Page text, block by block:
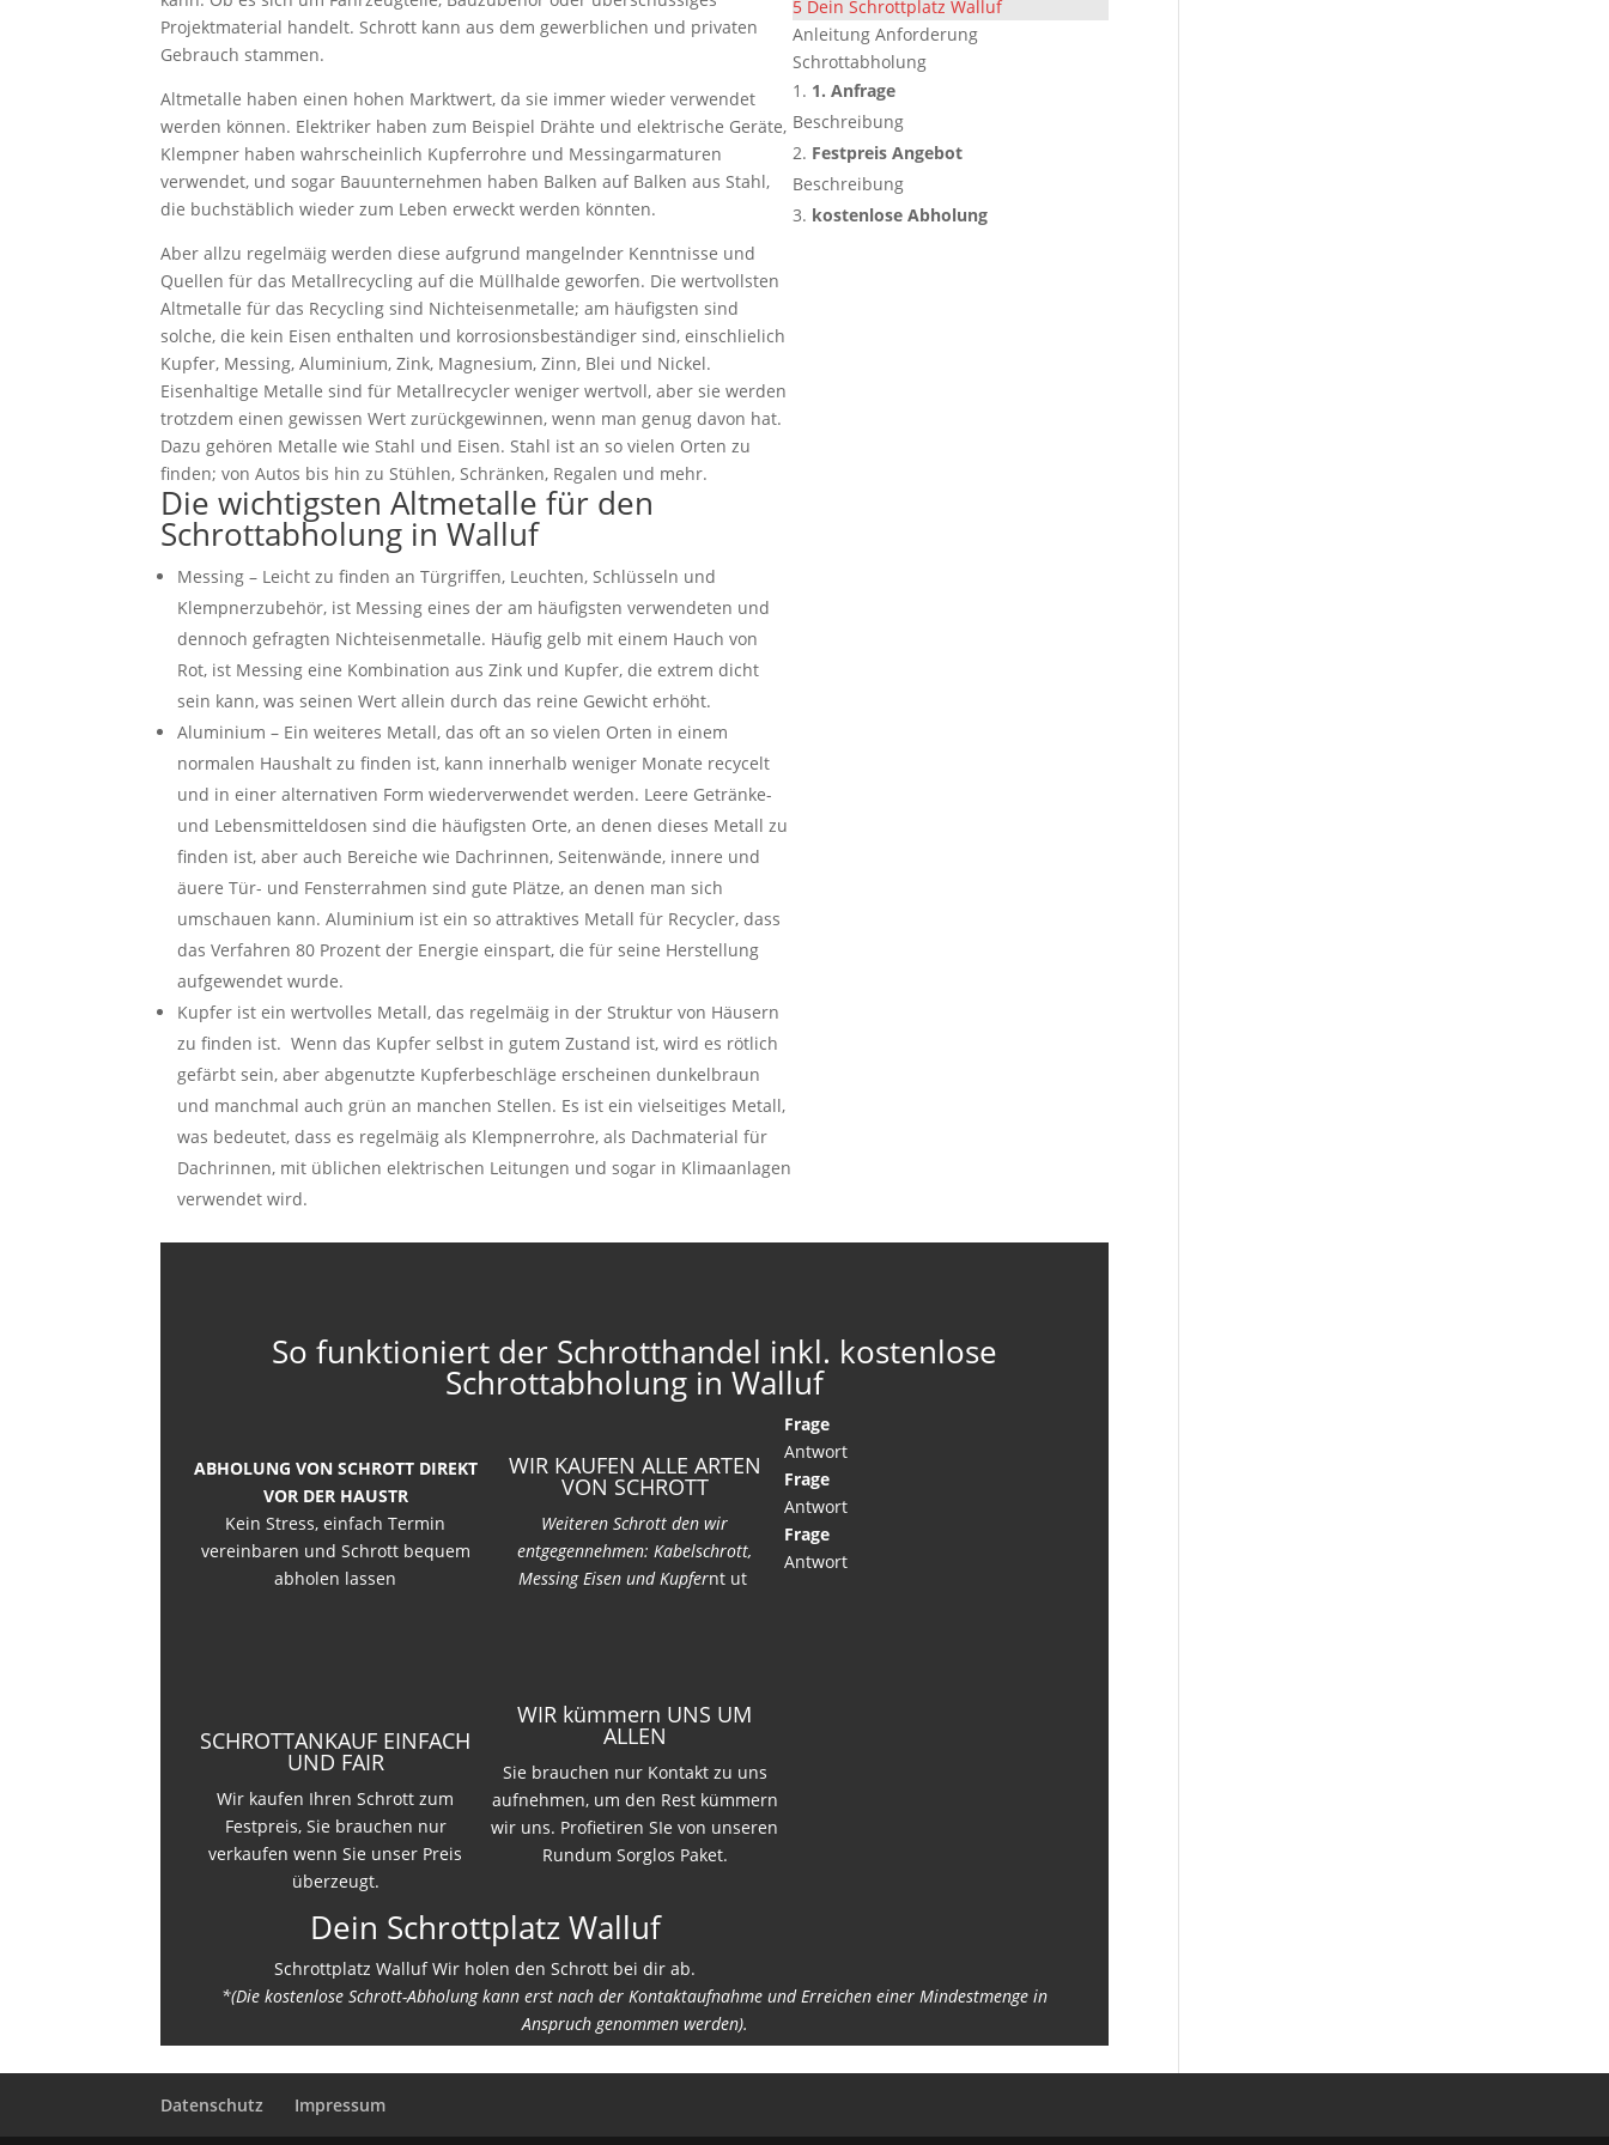
Projektmaterial handelt. Schrott kann aus dem gewerblichen und privaten
Gebrauch stammen.
Altmetalle haben einen hohen Marktwert, da sie immer wieder verwendet
werden können. Elektriker haben zum Beispiel Drähte und elektrische Geräte,
Klempner haben wahrscheinlich Kupferrohre und Messingarmaturen
verwendet, und sogar Bauunternehmen haben Balken auf Balken aus Stahl,
die buchstäblich wieder zum Leben erweckt werden könnten.
Aber allzu regelmäig werden diese aufgrund mangelnder Kenntnisse und
Quellen für das Metallrecycling auf die Müllhalde geworfen. Die wertvollsten
Altmetalle für das Recycling sind Nichteisenmetalle; am häufigsten sind
solche, die kein Eisen enthalten und korrosionsbeständiger sind, einschlielich
Kupfer, Messing, Aluminium, Zink, Magnesium, Zinn, Blei und Nickel.
Eisenhaltige Metalle sind für Metallrecycler weniger wertvoll, aber sie werden
trotzdem einen gewissen Wert zurückgewinnen, wenn man genug davon hat.
Dazu gehören Metalle wie Stahl und Eisen. Stahl ist an so vielen Orten zu
finden; von Autos bis hin zu Stühlen, Schränken, Regalen und mehr.
Die wichtigsten Altmetalle für den
Schrottabholung in Walluf
Messing – Leicht zu finden an Türgriffen, Leuchten, Schlüsseln und
Klempnerzubehör, ist Messing eines der am häufigsten verwendeten und
dennoch gefragten Nichteisenmetalle. Häufig gelb mit einem Hauch von
Rot, ist Messing eine Kombination aus Zink und Kupfer, die extrem dicht
sein kann, was seinen Wert allein durch das reine Gewicht erhöht.
Aluminium – Ein weiteres Metall, das oft an so vielen Orten in einem
normalen Haushalt zu finden ist, kann innerhalb weniger Monate recycelt
und in einer alternativen Form wiederverwendet werden. Leere Getränke-
und Lebensmitteldosen sind die häufigsten Orte, an denen dieses Metall zu
finden ist, aber auch Bereiche wie Dachrinnen, Seitenwände, innere und
äuere Tür- und Fensterrahmen sind gute Plätze, an denen man sich
umschauen kann. Aluminium ist ein so attraktives Metall für Recycler, dass
das Verfahren 80 Prozent der Energie einspart, die für seine Herstellung
aufgewendet wurde.
Kupfer ist ein wertvolles Metall, das regelmäig in der Struktur von Häusern
zu finden ist. Wenn das Kupfer selbst in gutem Zustand ist, wird es rötlich
gefärbt sein, aber abgenutzte Kupferbeschläge erscheinen dunkelbraun
und manchmal auch grün an manchen Stellen. Es ist ein vielseitiges Metall,
was bedeutet, dass es regelmäig als Klempnerrohre, als Dachmaterial für
Dachrinnen, mit üblichen elektrischen Leitungen und sogar in Klimaanlagen
verwendet wird.
5 Dein Schrottplatz Walluf
Anleitung Anforderung
Schrottabholung
1. Anfrage
Beschreibung
Festpreis Angebot
Beschreibung
kostenlose Abholung
So funktioniert der Schrotthandel inkl. kostenlose
Schrottabholung in Walluf
ABHOLUNG VON SCHROTT DIREKT
VOR DER HAUSTR
Kein Stress, einfach Termin
vereinbaren und Schrott bequem
abholen lassen
SCHROTTANKAUF EINFACH
UND FAIR
Wir kaufen Ihren Schrott zum
Festpreis, Sie brauchen nur
verkaufen wenn Sie unser Preis
überzeugt.
WIR KAUFEN ALLE ARTEN
VON SCHROTT
Weiteren Schrott den wir
entgegennehmen: Kabelschrott,
Messing Eisen und Kupfernt ut
WIR kümmern UNS UM
ALLEN
Sie brauchen nur Kontakt zu uns
aufnehmen, um den Rest kümmern
wir uns. Profietiren SIe von unseren
Rundum Sorglos Paket.
Dein Schrottplatz Walluf
Schrottplatz Walluf Wir holen den Schrott bei dir ab.
Frage
Antwort
Frage
Antwort
Frage
Antwort
*(Die kostenlose Schrott-Abholung kann erst nach der Kontaktaufnahme und Erreichen einer Mindestmenge in
Anspruch genommen werden).
Datenschutz Impressum